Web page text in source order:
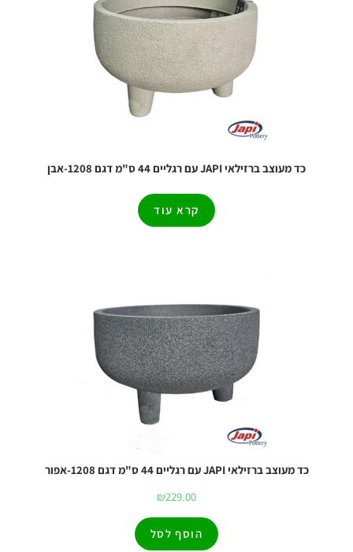
כד מעוצב ברזילאי JAPI עם רגליים 44 ס"מ דגם 1208-אבן
קרא עוד
כד מעוצב ברזילאי JAPI עם רגליים 44 ס"מ דגם 1208-אפור
₪229.00
הוסף לסל